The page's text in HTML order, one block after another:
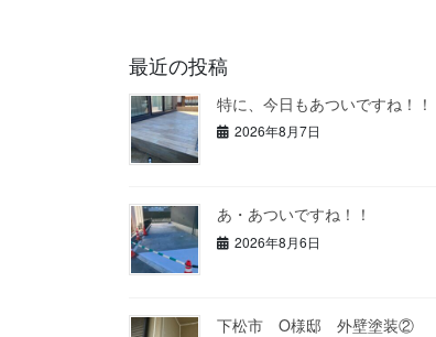
最近の投稿
特に、今日もあついですね！！
2026年8月7日
あ・あついですね！！
2026年8月6日
下松市 O様邸 外壁塗装②